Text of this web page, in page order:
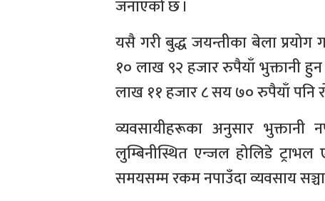
जनाएको छ ।
यसै गरी बुद्ध जयन्तीका बेला प्रयोग
१० लाख ९२ हजार रुपैयाँ भुक्तानी
लाख ११ हजार ८ सय ७० रुपैयाँ पनि
व्यवसायीहरूका अनुसार भुक्तानी
लुम्बिनीस्थित एन्जल होलिडे
समयसम्म रकम नपाउँदा व्यवसाय